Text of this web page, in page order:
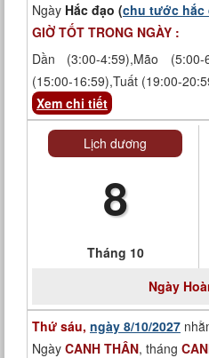
Ngày Hắc đạo (chu tước hắc
GIỜ TỐT TRONG NGÀY :
Dần (3:00-4:59),Mão (5:00-
(15:00-16:59),Tuất (19:00-
Xem chi tiết
Lịch dương
8
Tháng 10
Ngày
Thứ sáu, ngày 8/10/2027
Ngày CANH THÂN, tháng